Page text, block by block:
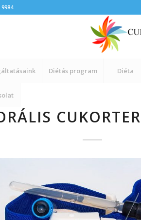
Diétás program Diéta